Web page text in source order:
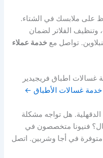
على ملابسك في الشتاء.
وتنظيف الفلاتر لضمان
تواصل معخدمة عملاء
غسالات اطباق فريجيدير
غسالات الأطباق ←
هل تواجه مشكلة
فنيونا متخصصون في
في أجا وشربين. اتصل